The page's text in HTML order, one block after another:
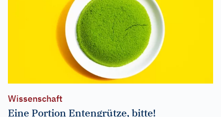
Wissenschaft
Eine Portion Entengrütze, bitte!